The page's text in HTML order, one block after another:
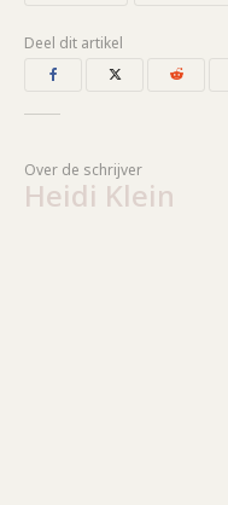
Deel dit artikel
Over de schrijver
Heidi Klein